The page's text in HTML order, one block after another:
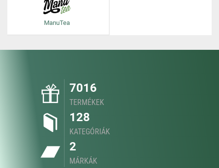
ManuTea
7016
TERMÉKEK
128
KATEGÓRIÁK
2
MÁRKÁK